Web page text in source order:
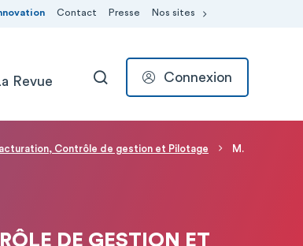
Contact Presse Nos sites
La Revue RECHERCHER
Connexion
Contrôle de gestion et Pilotage
M.
DE GESTION ET